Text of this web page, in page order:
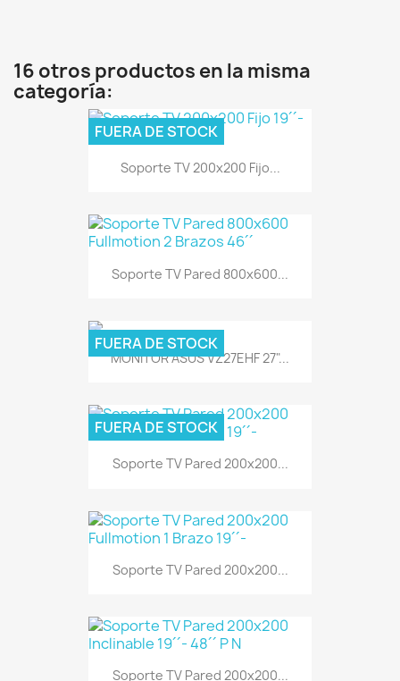
16 otros productos en la misma
categoría:
Soporte TV 200x200 Fijo...
FUERA DE STOCK
Soporte TV Pared 800x600...
MONITOR ASUS VZ27EHF 27"...
FUERA DE STOCK
Soporte TV Pared 200x200...
FUERA DE STOCK
Soporte TV Pared 200x200...
Soporte TV Pared 200x200...